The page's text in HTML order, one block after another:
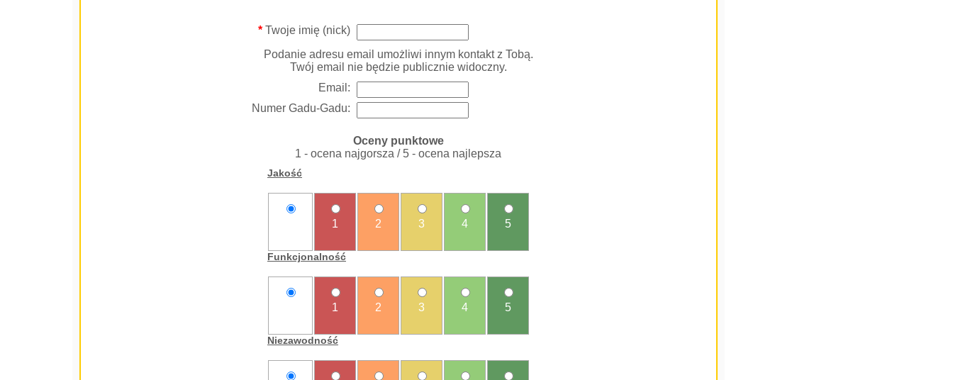
*Twoje imię (nick)
Podanie adresu email umożliwi innym kontakt z Tobą.
Twój email nie będzie publicznie widoczny.
Email:
Numer Gadu-Gadu:
Oceny punktowe
1 - ocena najgorsza / 5 - ocena najlepsza
Jakość
1 2 3 4 5
Funkcjonalność
1 2 3 4 5
Niezawodność